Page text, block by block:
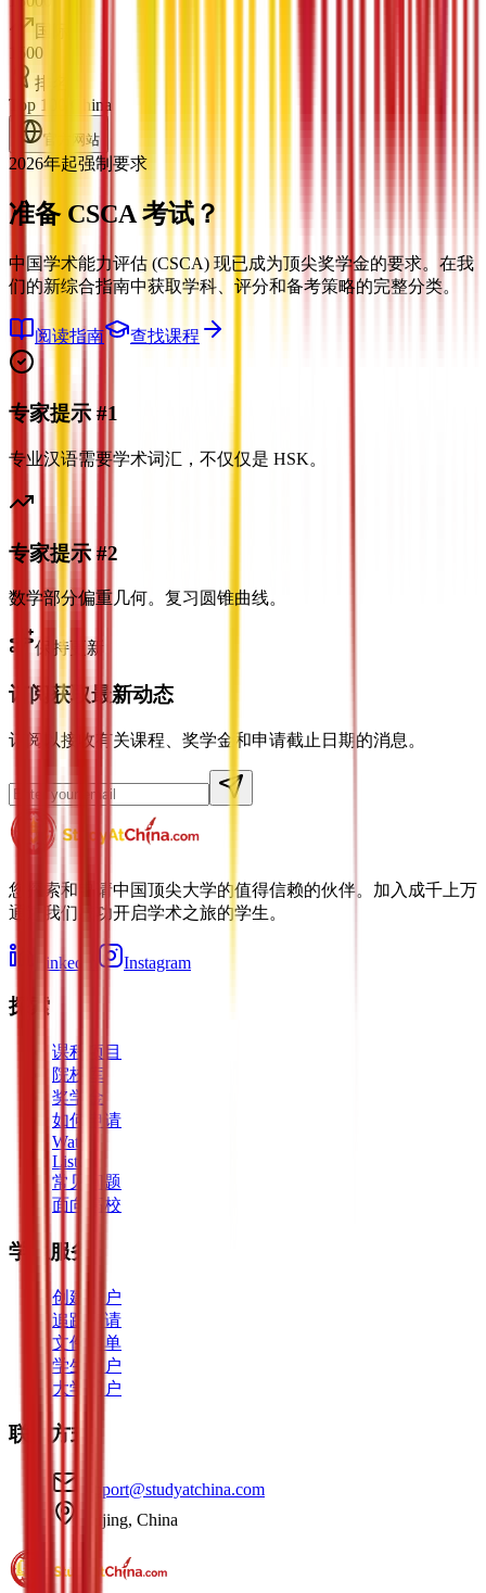
国际
1500
排名
Top 100 China
官方网站
2026年起强制要求
准备 CSCA 考试？
中国学术能力评估 (CSCA) 现已成为顶尖奖学金的要求。在我
们的新综合指南中获取学科、评分和备考策略的完整分类。
阅读指南 查找课程
专家提示 #1
专业汉语需要学术词汇，不仅仅是 HSK。
专家提示 #2
数学部分偏重几何。复习圆锥曲线。
保持更新
订阅获取最新动态
订阅以接收有关课程、奖学金和申请截止日期的消息。
您探索和申请中国顶尖大学的值得信赖的伙伴。加入成千上万
通过我们成功开启学术之旅的学生。
LinkedIn Instagram
探索
课程项目
院校库
奖学金
如何申请
Watch
Listen
常见问题
面向高校
学生服务
创建账户
追踪申请
文件清单
学生门户
大学门户
联系方式
support@studyatchina.com
Beijing, China